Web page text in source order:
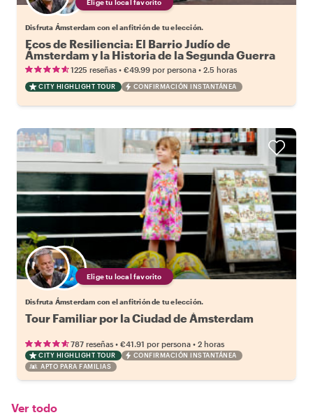
Elige tu local favorito
Disfruta Ámsterdam con el anfitrión de tu elección.
Ecos de Resiliencia: El Barrio Judío de
Ámsterdam y la Historia de la Segunda Guerra
Mundial1225 reseñas • €49.99 por persona • 2.5 horas
CITY HIGHLIGHT TOUR CONFIRMACIÓN INSTANTÁNEA
Elige tu local favorito
Disfruta Ámsterdam con el anfitrión de tu elección.
Tour Familiar por la Ciudad de Ámsterdam
787 reseñas • €41.91 por persona • 2 horas
CITY HIGHLIGHT TOUR
CONFIRMACIÓN INSTANTÁNEA
APTO PARA FAMILIAS
Ver todo